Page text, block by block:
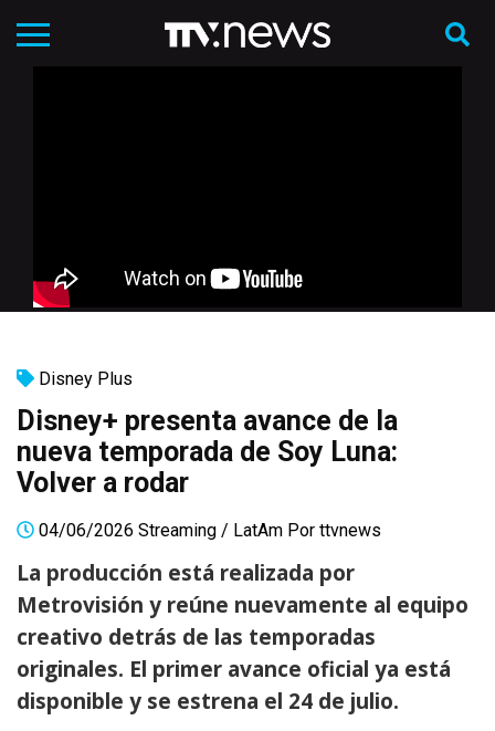
Disney Plus
Disney+ presenta avance de la
nueva temporada de Soy Luna:
Volver a rodar
04/06/2026 Streaming / LatAm Por ttvnews
La producción está realizada por
Metrovisión y reúne nuevamente al equipo
creativo detrás de las temporadas
originales. El primer avance oficial ya está
disponible y se estrena el 24 de julio.